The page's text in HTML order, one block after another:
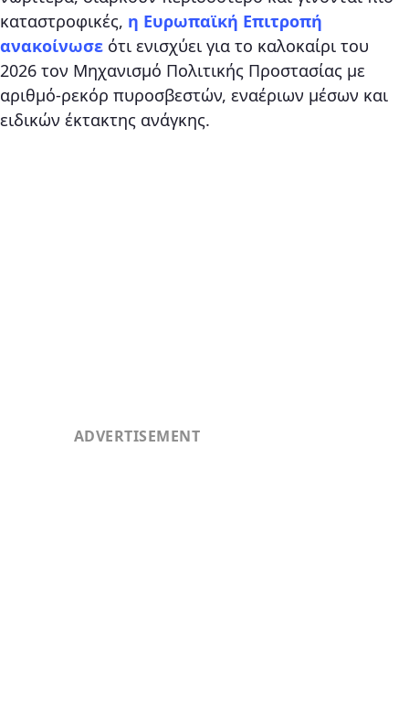
καταστροφικές, η Ευρωπαϊκή Επιτροπή
ανακοίνωσε ότι ενισχύει για το καλοκαίρι του
2026 τον Μηχανισμό Πολιτικής Προστασίας με
αριθμό-ρεκόρ πυροσβεστών, εναέριων μέσων και
ειδικών έκτακτης ανάγκης.